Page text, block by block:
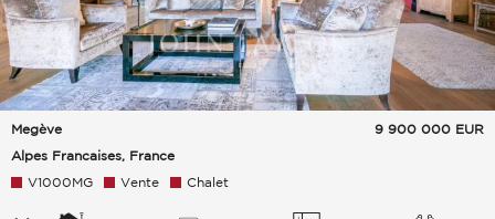
Megève
Alpes Francaises, France
9 900 000 EUR
V1000MG Vente Chalet